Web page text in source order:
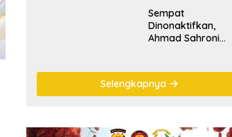
Sempat
Dinonaktifkan,
Ahmad Sahroni
DPR RI
Selengkapnya